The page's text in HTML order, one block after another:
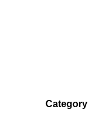
Category